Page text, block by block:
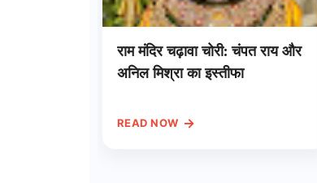
राम मंदिर चढ़ावा चोरी: चंपत राय और
अनिल मिश्रा का इस्तीफा
READ NOW →